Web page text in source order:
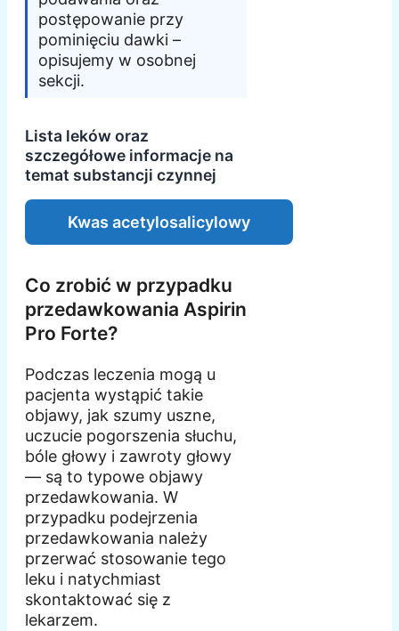
postępowanie przy
pominięciu dawki –
opisujemy w osobnej
sekcji.
Lista leków oraz
szczegółowe informacje na
temat substancji czynnej
Kwas acetylosalicylowy
Co zrobić w przypadku
przedawkowania Aspirin
Pro Forte?
Podczas leczenia mogą u
pacjenta wystąpić takie
objawy, jak szumy uszne,
uczucie pogorszenia słuchu,
bóle głowy i zawroty głowy
— są to typowe objawy
przedawkowania. W
przypadku podejrzenia
przedawkowania należy
przerwać stosowanie tego
leku i natychmiast
skontaktować się z
lekarzem.